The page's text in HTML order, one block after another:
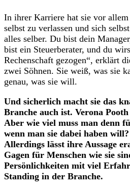
In ihrer Karriere hat sie vor
selbst zu verlassen und sich
alles selber. Du bist dein
bist ein Steuerberater, und du
Rechenschaft gezogen“, erklärt
zwei Söhnen. Sie weiß, was sie
genau, was sie will.
Und sicherlich macht sie das
Branche auch ist. Verona
Aber wie viel muss man denn
wenn man sie dabei haben
Allerdings lässt ihre Aussage
Gagen für Menschen wie sie
Persönlichkeiten mit viel
Standing in der Branche.